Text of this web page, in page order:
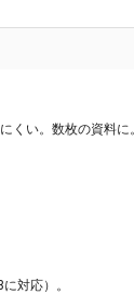
くい。数枚の資料に
対応）。